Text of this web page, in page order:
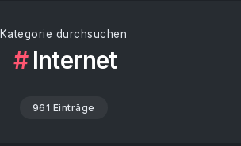
Kategorie durchsuchen
Internet
961 Einträge